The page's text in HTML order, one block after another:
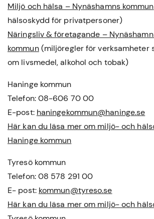
Miljö och hälsa – Nynäshamns kommun
hälsoskydd för privatpersoner)
Näringsliv & företagande –
kommun(miljöregler för verksamheter
om livsmedel, alkohol och tobak)
Haninge kommun
Telefon: 08-606 70 00
E-post: haningekommun@haninge.se
Här kan du läsa mer om miljö- och
Haninge kommun
Tyresö kommun
Telefon: 08 578 291 00
E- post: kommun@tyreso.se
Här kan du läsa mer om miljö- och